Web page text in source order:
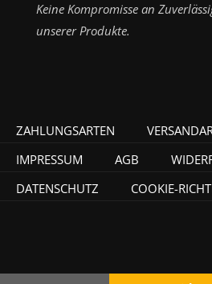
Keine Kompromisse an
unserer Produkte.
ZAHLUNGSARTEN
IMPRESSUM
AGB
DATENSCHUTZ
COOKIE-